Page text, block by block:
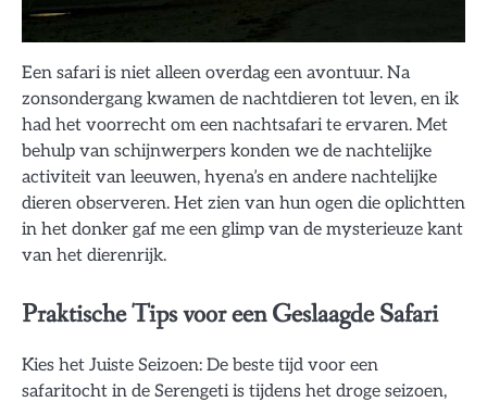
Een safari is niet alleen overdag een avontuur. Na
zonsondergang kwamen de nachtdieren tot leven, en ik
had het voorrecht om een nachtsafari te ervaren. Met
behulp van schijnwerpers konden we de nachtelijke
activiteit van leeuwen, hyena’s en andere nachtelijke
dieren observeren. Het zien van hun ogen die oplichtten
in het donker gaf me een glimp van de mysterieuze kant
van het dierenrijk.
Praktische Tips voor een Geslaagde Safari
Kies het Juiste Seizoen: De beste tijd voor een
safaritocht in de Serengeti is tijdens het droge seizoen,